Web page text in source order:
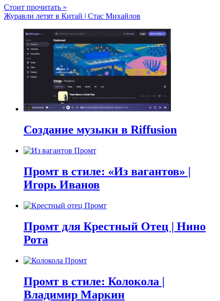
Стоит прочитать »
Журавли летят в Китай | Стас Михайлов
Создание музыки в Riffusion
Промт в стиле: «Из вагантов» |
Игорь Иванов
Промт для Крестный Отец | Нино
Рота
Промт в стиле: Колокола |
Владимир Маркин